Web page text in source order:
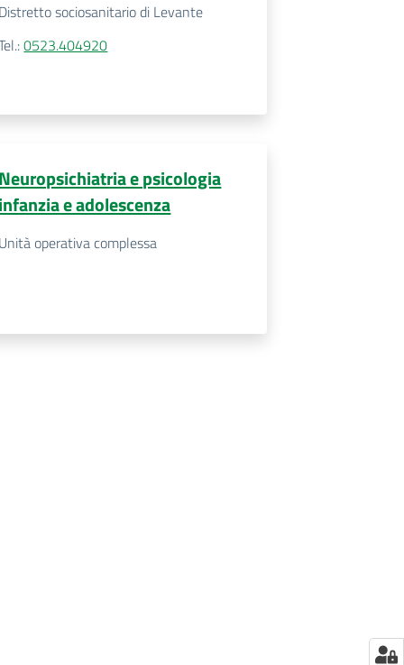
sociosanitario di Levante
:0523.404920
e psicologia
e adolescenza
operativa complessa